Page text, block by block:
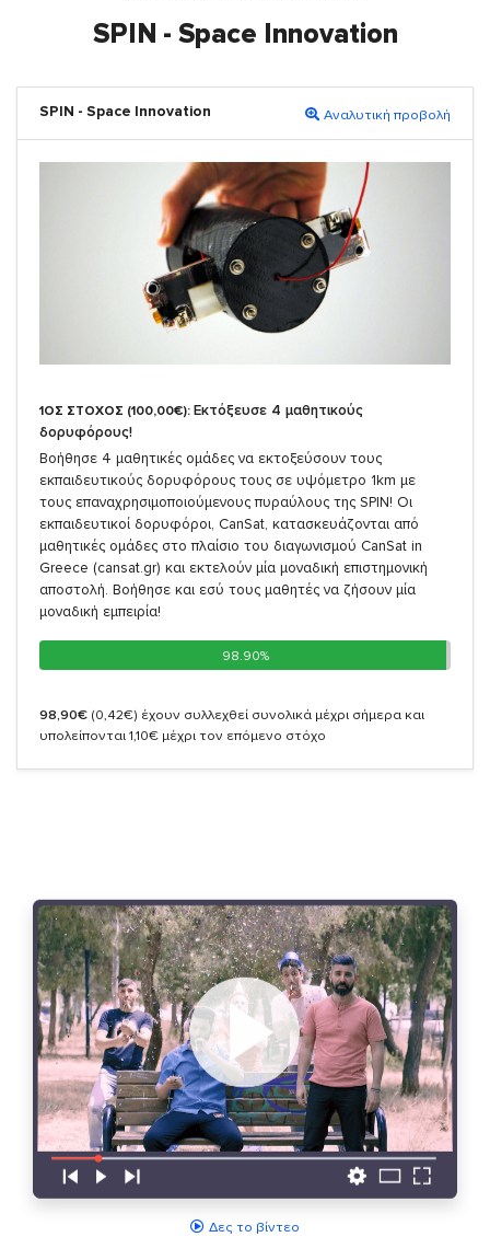
SPIN - Space Innovation
SPIN - Space Innovation Αναλυτική προβολή
1ΟΣ ΣΤΟΧΟΣ (100,00€): Εκτόξευσε 4 μαθητικούς
δορυφόρους!
Βοήθησε 4 μαθητικές ομάδες να εκτοξεύσουν τους
εκπαιδευτικούς δορυφόρους τους σε υψόμετρο 1km με
τους επαναχρησιμοποιούμενους πυραύλους της SPIN! Οι
εκπαιδευτικοί δορυφόροι, CanSat, κατασκευάζονται από
μαθητικές ομάδες στο πλαίσιο του διαγωνισμού CanSat in
Greece (cansat.gr) και εκτελούν μία μοναδική επιστημονική
αποστολή. Βοήθησε και εσύ τους μαθητές να ζήσουν μία
μοναδική εμπειρία!
98.90%
98.90%
98,90€ (0,42€) έχουν συλλεχθεί συνολικά μέχρι σήμερα και
υπολείπονται 1,10€ μέχρι τον επόμενο στόχο
Δες το βίντεο